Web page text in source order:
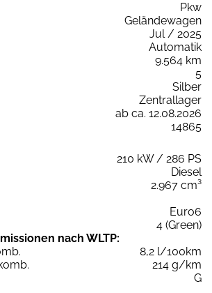
Pkw
Geländewagen
Jul / 2025
Automatik
9.564 km
5
Silber
Zentrallager
ab ca. 12.08.2026
14865
210 kW / 286 PS
Diesel
2.967 cm³
Euro6
4 (Green)
nach WLTP:
8,2 l/100km
214 g/km
G